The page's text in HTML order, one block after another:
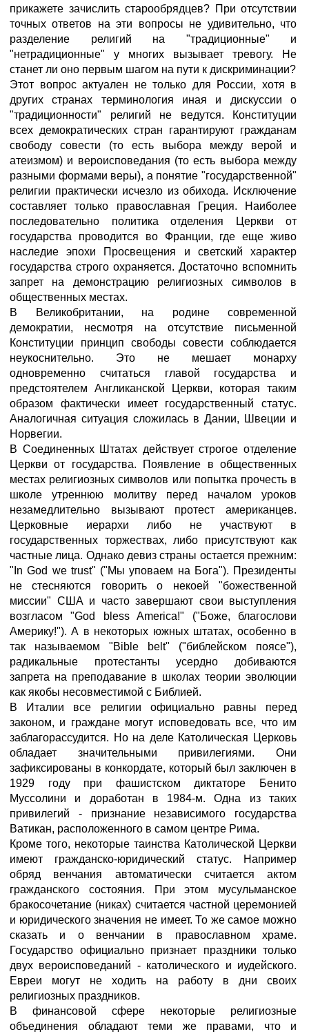
прикажете зачислить старообрядцев? При отсутствии
точных ответов на эти вопросы не удивительно, что
разделение религий на "традиционные" и
"нетрадиционные" у многих вызывает тревогу. Не
станет ли оно первым шагом на пути к дискриминации?
Этот вопрос актуален не только для России, хотя в
других странах терминология иная и дискуссии о
"традиционности" религий не ведутся. Конституции
всех демократических стран гарантируют гражданам
свободу совести (то есть выбора между верой и
атеизмом) и вероисповедания (то есть выбора между
разными формами веры), а понятие "государственной"
религии практически исчезло из обихода. Исключение
составляет только православная Греция. Наиболее
последовательно политика отделения Церкви от
государства проводится во Франции, где еще живо
наследие эпохи Просвещения и светский характер
государства строго охраняется. Достаточно вспомнить
запрет на демонстрацию религиозных символов в
общественных местах.
В Великобритании, на родине современной
демократии, несмотря на отсутствие письменной
Конституции принцип свободы совести соблюдается
неукоснительно. Это не мешает монарху
одновременно считаться главой государства и
предстоятелем Англиканской Церкви, которая таким
образом фактически имеет государственный статус.
Аналогичная ситуация сложилась в Дании, Швеции и
Норвегии.
В Соединенных Штатах действует строгое отделение
Церкви от государства. Появление в общественных
местах религиозных символов или попытка прочесть в
школе утреннюю молитву перед началом уроков
незамедлительно вызывают протест американцев.
Церковные иерархи либо не участвуют в
государственных торжествах, либо присутствуют как
частные лица. Однако девиз страны остается прежним:
"In God we trust" ("Мы уповаем на Бога"). Президенты
не стесняются говорить о некоей "божественной
миссии" США и часто завершают свои выступления
возгласом "God bless America!" ("Боже, благослови
Америку!"). А в некоторых южных штатах, особенно в
так называемом "Bible belt" ("библейском поясе"),
радикальные протестанты усердно добиваются
запрета на преподавание в школах теории эволюции
как якобы несовместимой с Библией.
В Италии все религии официально равны перед
законом, и граждане могут исповедовать все, что им
заблагорассудится. Но на деле Католическая Церковь
обладает значительными привилегиями. Они
зафиксированы в конкордате, который был заключен в
1929 году при фашистском диктаторе Бенито
Муссолини и доработан в 1984-м. Одна из таких
привилегий - признание независимого государства
Ватикан, расположенного в самом центре Рима.
Кроме того, некоторые таинства Католической Церкви
имеют гражданско-юридический статус. Например
обряд венчания автоматически считается актом
гражданского состояния. При этом мусульманское
бракосочетание (никах) считается частной церемонией
и юридического значения не имеет. То же самое можно
сказать и о венчании в православном храме.
Государство официально признает праздники только
двух вероисповеданий - католического и иудейского.
Евреи могут не ходить на работу в дни своих
религиозных праздников.
В финансовой сфере некоторые религиозные
объединения обладают теми же правами, что и